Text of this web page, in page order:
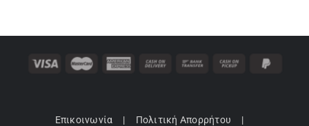
Επικοινωνία
Πολιτική Απορρήτου